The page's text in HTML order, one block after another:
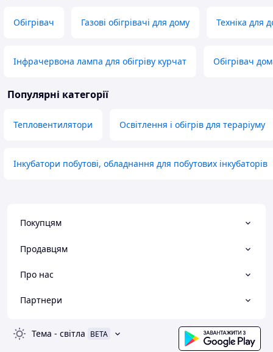
Обігрівач Газові обігрівачі для дому Техніка для
Інфрачервона лампа для обігріву курчат Обігрівач
Популярні категорії
Тепловентилятори Освітлення і обігрів для тераріуму
Інкубатори побутові, обладнання для побутових інкубаторів
Покупцям
Продавцям
Про нас
Партнери
Тема - світла BETA